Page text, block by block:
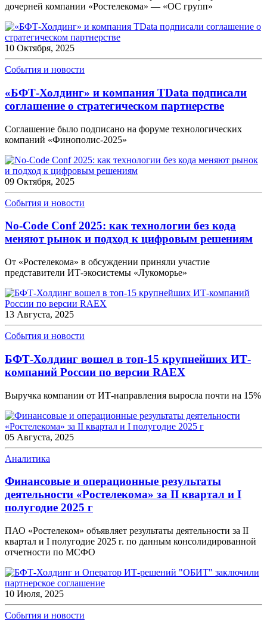
дочерней компании «Ростелекома» — «ОС групп»
10 Октября, 2025
События и новости
«БФТ-Холдинг» и компания TData подписали
соглашение о стратегическом партнерстве
Соглашение было подписано на форуме технологических
компаний «Финополис-2025»
09 Октября, 2025
События и новости
No-Code Conf 2025: как технологии без кода
меняют рынок и подход к цифровым решениям
От «Ростелекома» в обсуждении приняли участие
представители ИТ-экосистемы «Лукоморье»
13 Августа, 2025
События и новости
БФТ-Холдинг вошел в топ-15 крупнейших ИТ-
компаний России по версии RAEX
Выручка компании от ИТ-направления выросла почти на 15%
05 Августа, 2025
Аналитика
Финансовые и операционные результаты
деятельности «Ростелекома» за II квартал и I
полугодие 2025 г
ПАО «Ростелеком» объявляет результаты деятельности за II
квартал и I полугодие 2025 г. по данным консолидированной
отчетности по МСФО
10 Июля, 2025
События и новости